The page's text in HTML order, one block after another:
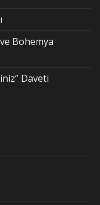
Bohemya
Daveti